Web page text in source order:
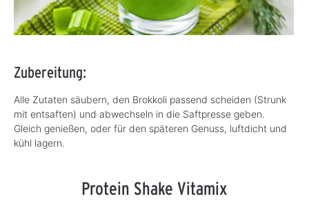
Zubereitung:
Alle Zutaten säubern, den Brokkoli passend scheiden (Strunk
mit entsaften) und abwechseln in die Saftpresse geben.
Gleich genießen, oder für den späteren Genuss, luftdicht und
kühl lagern.
Protein Shake Vitamix